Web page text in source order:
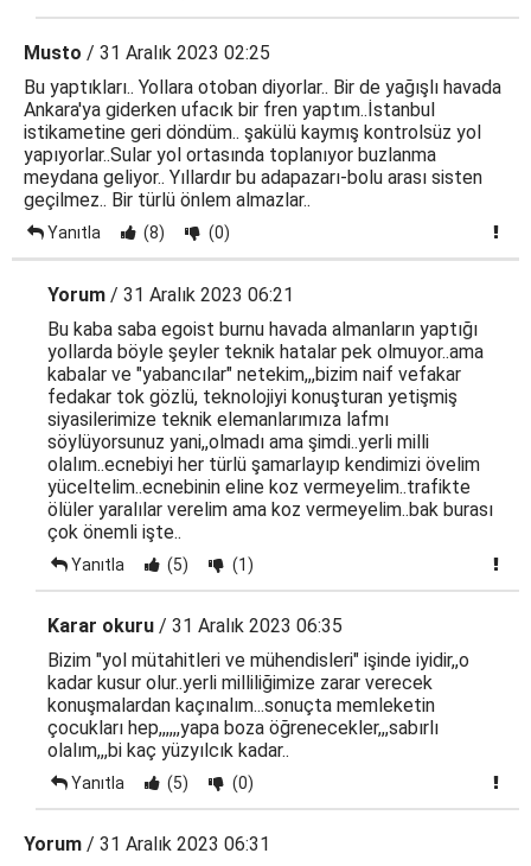
Musto / 31 Aralık 2023 02:25
Bu yaptıkları.. Yollara otoban diyorlar.. Bir de yağışlı havada
Ankara'ya giderken ufacık bir fren yaptım..İstanbul
istikametine geri döndüm.. şakülü kaymış kontrolsüz yol
yapıyorlar..Sular yol ortasında toplanıyor buzlanma
meydana geliyor.. Yıllardır bu adapazarı-bolu arası sisten
geçilmez.. Bir türlü önlem almazlar..
Yanıtla (8) (0)
Yorum / 31 Aralık 2023 06:21
Bu kaba saba egoist burnu havada almanların yaptığı
yollarda böyle şeyler teknik hatalar pek olmuyor..ama
kabalar ve "yabancılar" netekim,,,bizim naif vefakar
fedakar tok gözlü, teknolojiyi konuşturan yetişmiş
siyasilerimize teknik elemanlarımıza lafmı
söylüyorsunuz yani,,olmadı ama şimdi..yerli milli
olalım..ecnebiyi her türlü şamarlayıp kendimizi övelim
yüceltelim..ecnebinin eline koz vermeyelim..trafikte
ölüler yaralılar verelim ama koz vermeyelim..bak burası
çok önemli işte..
Yanıtla (5) (1)
Karar okuru / 31 Aralık 2023 06:35
Bizim "yol mütahitleri ve mühendisleri" işinde iyidir,,o
kadar kusur olur..yerli milliliğimize zarar verecek
konuşmalardan kaçınalım...sonuçta memleketin
çocukları hep,,,,,,yapa boza öğrenecekler,,,sabırlı
olalım,,,bi kaç yüzyılcık kadar..
Yanıtla (5) (0)
Yorum / 31 Aralık 2023 06:31